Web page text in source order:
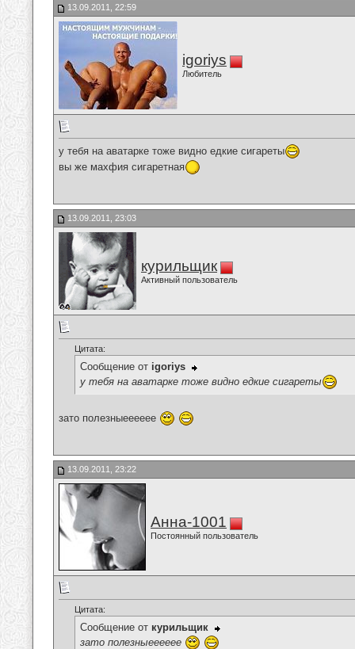
13.09.2011, 22:59
igoriys
Любитель
у тебя на аватарке тоже видно едкие сигареты
вы же махфия сигаретная
13.09.2011, 23:03
курильщик
Активный пользователь
Цитата:
Сообщение от igoriys
у тебя на аватарке тоже видно едкие сигареты
зато полезныееееее
13.09.2011, 23:22
Анна-1001
Постоянный пользователь
Цитата:
Сообщение от курильщик
зато полезныееееее